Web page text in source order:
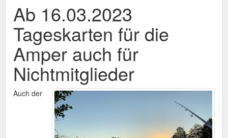
Ab 16.03.2023
Tageskarten für die
Amper auch für
Nichtmitglieder
Auch der